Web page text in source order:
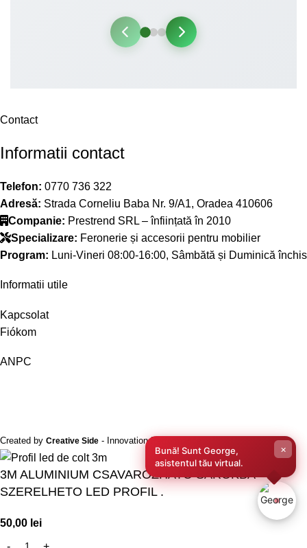
Contact
Informatii contact
Telefon: 0770 736 322
Adresă: Strada Corneliu Baba Nr. 9/A1, Oradea 410606
Companie: Prestrend SRL – înființată în 2010
Specializare: Feronerie și accesorii pentru mobilier
Program: Luni-Vineri 08:00-16:00, Sâmbătă și Duminică închis
Informatii utile
Kapcsolat
Fiókom
ANPC
Created by Creative Side - Innovation Performance
3M ALUMINIUM CSAVAROZHATO SAROKBA
SZERELHETO LED PROFIL .
50,00 lei
Bună! Sunt George,
asistentul tău virtual.
×